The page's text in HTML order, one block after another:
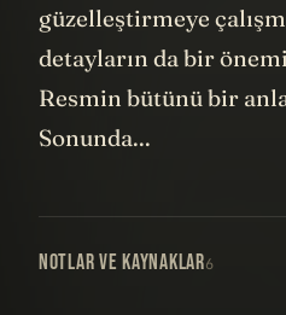
güzelleştirmeye
detayların da bir
Resmin bütünü bir
Sonunda...
NOTLAR VE KAYNAKLAR6